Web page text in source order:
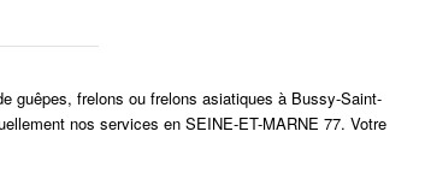
guêpes, frelons ou frelons asiatiques à Bussy-Saint-
nos services en SEINE-ET-MARNE 77. Votre